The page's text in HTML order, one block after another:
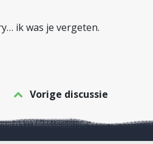
ik was je vergeten.
Vorige discussie